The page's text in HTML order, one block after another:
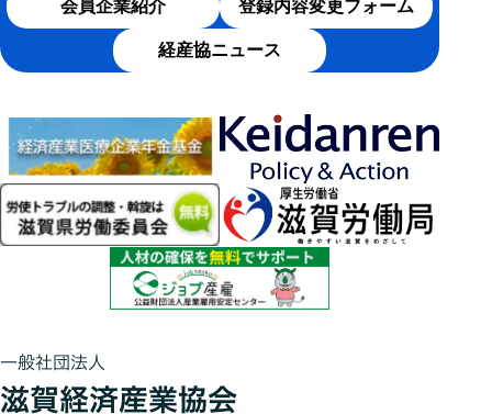
会員企業紹介
登録内容変更フォーム
経産協ニュース